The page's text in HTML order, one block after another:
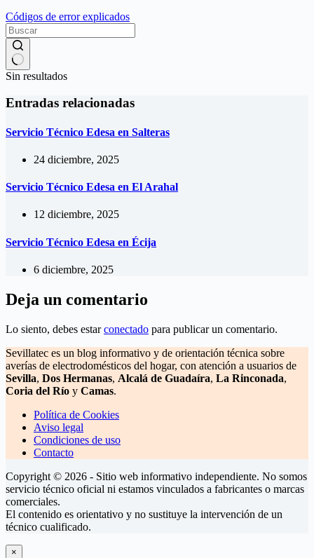
Códigos de error explicados
Sin resultados
Entradas relacionadas
Servicio Técnico Edesa en Salteras
24 diciembre, 2025
Servicio Técnico Edesa en El Arahal
12 diciembre, 2025
Servicio Técnico Edesa en Écija
6 diciembre, 2025
Deja un comentario
Lo siento, debes estarconectado para publicar un comentario.
Sevillatec es un blog informativo y de orientación técnica sobre
averías de electrodomésticos del hogar, con atención a usuarios de
Sevilla, Dos Hermanas, Alcalá de Guadaíra, La Rinconada,
Coria del Río y Camas.
Política de Cookies
Aviso legal
Condiciones de uso
Contacto
Copyright © 2026 - Sitio web informativo independiente. No somos
servicio técnico oficial ni estamos vinculados a fabricantes o marcas
comerciales.
El contenido es orientativo y no sustituye la intervención de un
técnico cualificado.
×